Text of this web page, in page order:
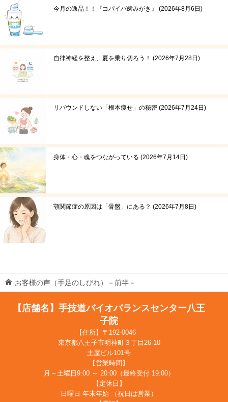
今月の逸品！！『コパイバ歯みがき』 2026年8月6日
自律神経を整え、夏を乗り切ろう！ 2026年7月28日
リバウンドしない「根本痩せ」の秘密 2026年7月24日
身体・心・魂をつながっている 2026年7月14日
顎関節症の原因は「骨盤」にある？ 2026年7月8日
お客様の声（手足のしびれ）－前半－
【店舗名】手技道バイオバランスセンター八王
子院
【住所】〒192-0046
東京都八王子市明神町３丁目26-10
土屋ビル101号
【営業時間】
月～土曜日9:00 ～ 20:00（最終受付 19:00）
【定休日】
日曜日 年末年始 （祝日は営業）